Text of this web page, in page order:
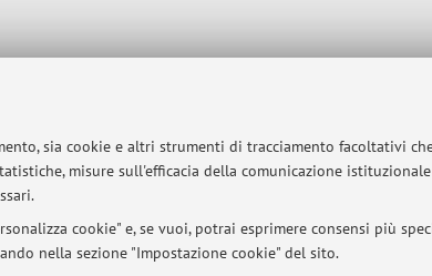
sia cookie e altri strumenti di tracciamento facoltativi
misure sull'efficacia della comunicazione
cookie" e, se vuoi, potrai esprimere consensi più
nella sezione "Impostazione cookie" del sito.